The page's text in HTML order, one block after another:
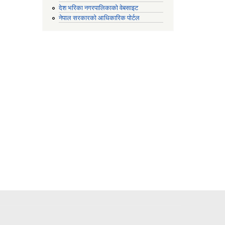
देश भरिका नगरपालिकाको वेबसाइट
नेपाल सरकारको आधिकारिक पोर्टल